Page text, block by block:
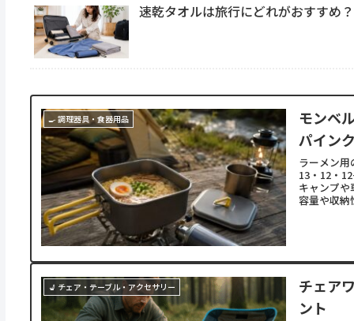
速乾タオルは旅行にどれがおすすめ
🍳 調理器具・食器用品
モンベ
パイン
ラーメン
13・12・
キャンプ
容量や収納
💺 チェア・テーブル・アクセサリー
チェア
ント